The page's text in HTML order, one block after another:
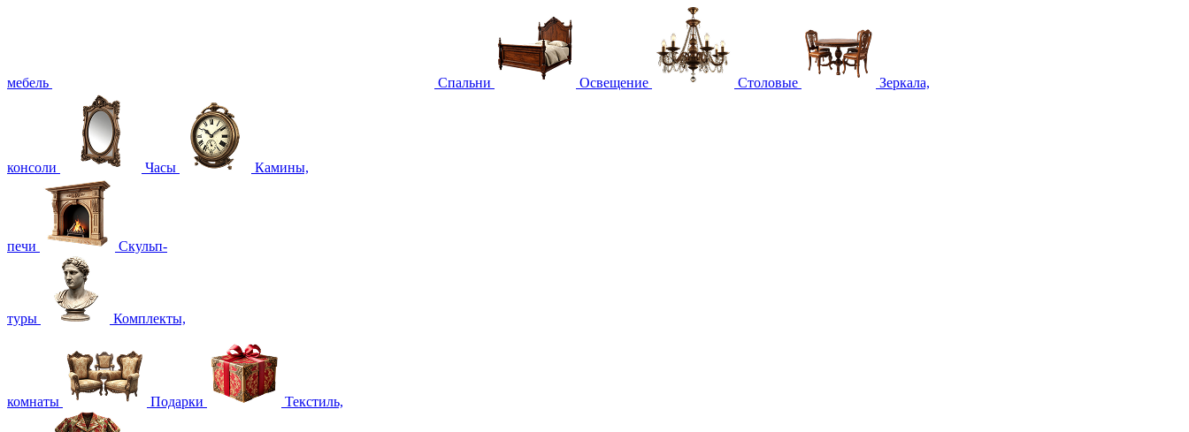
мебель Спальни Освещение Столовые Зеркала,
консоли Часы Камины,
печи Скульп-
туры Комплекты,
комнаты Подарки Текстиль,